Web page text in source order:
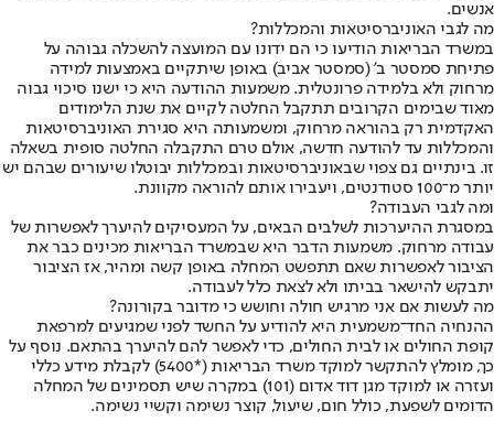
אנשים.
מה לגבי האוניברסיטאות והמכללות?
במשרד הבריאות הודיעו כי הם ידונו עם המועצה להשכלה גבוהה על
פתיחת סמסטר ב' (סמסטר אביב) באופן שיתקיים באמצעות למידה
מרחוק ולא בלמידה פרונטלית. משמעות ההודעה היא כי ישנו סיכוי גבוה
מאוד שבימים הקרובים תתקבל החלטה לקיים את שנת הלימודים
האקדמית רק בהוראה מרחוק, ומשמעותה היא סגירת האוניברסיטאות
והמכללות עד להודעה חדשה, אולם טרם התקבלה החלטה סופית בשאלה
זו. בינתיים גם צפוי שבאוניברסיטאות ובמכללות יבוטלו שיעורים שבהם יש
יותר מ־100 סטודנטים, ויעבירו אותם להוראה מקוונת.
ומה לגבי העבודה?
במסגרת ההיערכות לשלבים הבאים, על המעסיקים להיערך לאפשרות של
עבודה מרחוק. משמעות הדבר היא שבמשרד הבריאות מכינים כבר את
הציבור לאפשרות שאם תתפשט המחלה באופן קשה ומהיר, אז הציבור
יתבקש להישאר בביתו ולא לצאת כלל לעבודה.
מה לעשות אם אני מרגיש חולה וחושש כי מדובר בקורונה?
ההנחיה החד־משמעית היא להודיע על החשד לפני שמגיעים למרפאת
קופת החולים או לבית החולים, כדי לאפשר להם להיערך בהתאם. נוסף על
כך, מומלץ להתקשר למוקד משרד הבריאות (*5400) לקבלת מידע כללי
ועזרה או למוקד מגן דוד אדום (101) במקרה שיש תסמינים של המחלה
הדומים לשפעת, כולל חום, שיעול, קוצר נשימה וקשיי נשימה.